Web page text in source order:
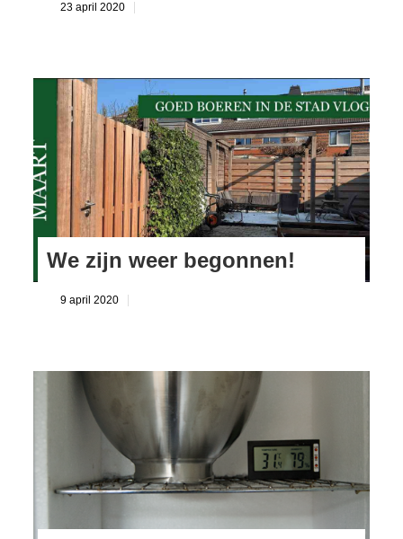
23 april 2020
We zijn weer begonnen!
9 april 2020